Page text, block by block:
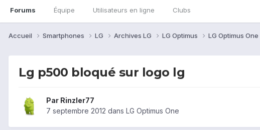
Forums Équipe Utilisateurs en ligne Clubs
Accueil Smartphones LG Archives LG LG Optimus LG Optimus One
Lg p500 bloqué sur logo lg
Par Rinzler77
7 septembre 2012 dans LG Optimus One